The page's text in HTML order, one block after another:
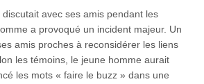
discutait avec ses amis pendant les
a provoqué un incident majeur. Un
amis proches à reconsidérer les liens
les témoins, le jeune homme aurait
les mots « faire le buzz » dans une